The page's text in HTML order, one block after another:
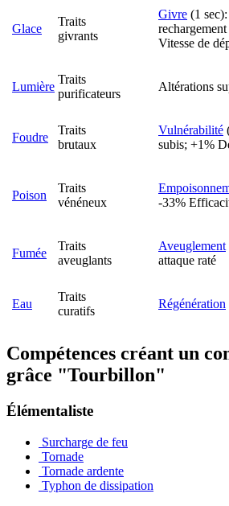
Glace
Traits
givrants
Givre (1
Vitesse de
Lumière
Traits
purificateurs
Altérations
Foudre
Traits
brutaux
Vulnérabilité
subis; +1%
Poison
Traits
vénéneux
-33%
Fumée
Traits
aveuglants
Aveuglement
attaque raté
Eau
Traits
curatifs
Régénération
Compétences créant un
grâce "Tourbillon"
Élémentaliste
Surcharge de feu
Tornade
Tornade ardente
Typhon de dissipation